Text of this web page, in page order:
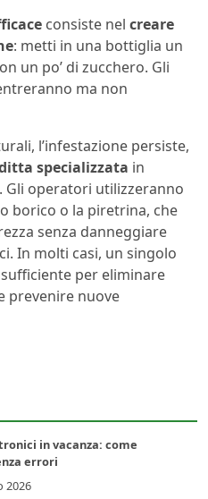
consiste nel creare
: metti in una bottiglia un
un po’ di zucchero. Gli
ma non
l’infestazione persiste,
specializzata in
Gli operatori utilizzeranno
borico o la piretrina, che
senza danneggiare
In molti casi, un singolo
per eliminare
prevenire nuove
in vacanza: come
errori
2026